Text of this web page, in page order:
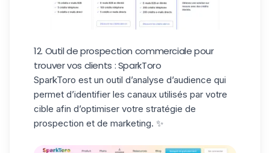
12. Outil de prospection commerciale pour
trouver vos clients : SparkToro
SparkToro est un outil d’analyse d’audience qui
permet d’identifier les canaux utilisés par votre
cible afin d’optimiser votre stratégie de
prospection et de marketing. ✨